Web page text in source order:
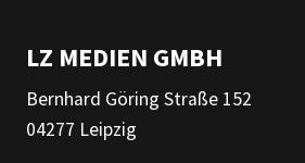
LZ MEDIEN GMBH
Bernhard Göring Straße 152
04277 Leipzig